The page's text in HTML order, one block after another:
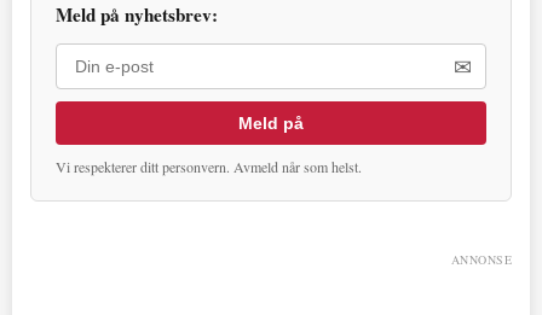
Meld på nyhetsbrev:
✉
Meld på
Vi respekterer ditt personvern. Avmeld når som helst.
ANNONSE